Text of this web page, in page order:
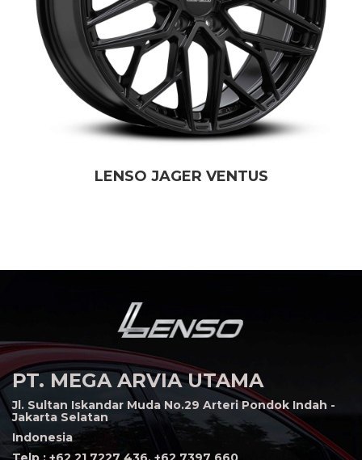
LENSO JAGER VENTUS
PT. MEGA ARVIA UTAMA
Jl. Sultan Iskandar Muda No.29 Arteri Pondok Indah -
Jakarta Selatan
Indonesia